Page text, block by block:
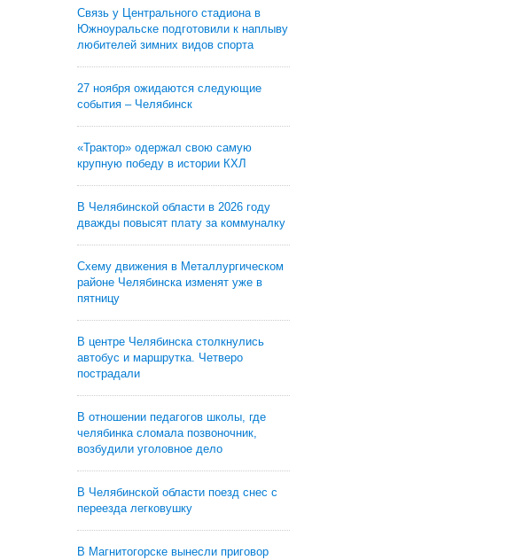
Связь у Центрального стадиона в
Южноуральске подготовили к наплыву
любителей зимних видов спорта
27 ноября ожидаются следующие
события – Челябинск
«Трактор» одержал свою самую
крупную победу в истории КХЛ
В Челябинской области в 2026 году
дважды повысят плату за коммуналку
Схему движения в Металлургическом
районе Челябинска изменят уже в
пятницу
В центре Челябинска столкнулись
автобус и маршрутка. Четверо
пострадали
В отношении педагогов школы, где
челябинка сломала позвоночник,
возбудили уголовное дело
В Челябинской области поезд снес с
переезда легковушку
В Магнитогорске вынесли приговор